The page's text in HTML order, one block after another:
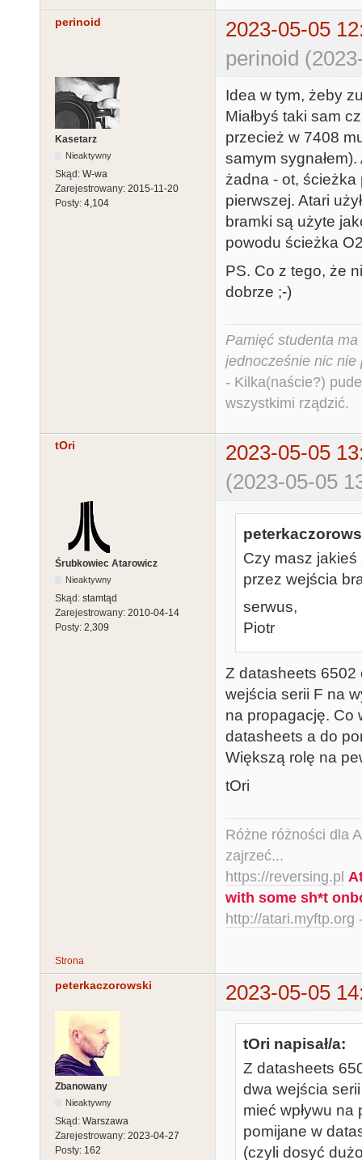
perinoid
2023-05-05
perinoid
Kasetarz
Nieaktywny
Skąd: W-wa
Zarejestrowany: 2015-11-20
Posty: 4,104
Idea w tym, żeby
Miałbyś taki sam
przecież w 7408
samym
żadna - ot,
pierwszej. Atari
bramki są użyte
powodu ścieżka
PS. Co z tego, że
dobrze ;-)
Pamięć studenta
jednocześnie nic nie
- Kilka(naście?)
wszystkimi rządzić.
tOri
2023-05-05
(2023-05-05
Śrubkowiec Atarowicz
Nieaktywny
Skąd: stamtąd
Zarejestrowany: 2010-04-14
Posty: 2,309
Czy masz
przez wejścia
serwus,
Piotr
Z datasheets 6502
wejścia serii F na
na propagację. Co
datasheets a do
Większą rolę na
tOri
Różne różności dla
zajrzeć...
https://reversing.pl
with some sh*t
http://atari.myftp.org
Strona
peterkaczorowski 2023-05-05
Zbanowany
Nieaktywny
Skąd: Warszawa
Zarejestrowany: 2023-04-27
Posty: 162
tOri napisał/a:
Z datasheets
dwa wejścia
mieć wpływu
pomijane w
(czyli dosyć